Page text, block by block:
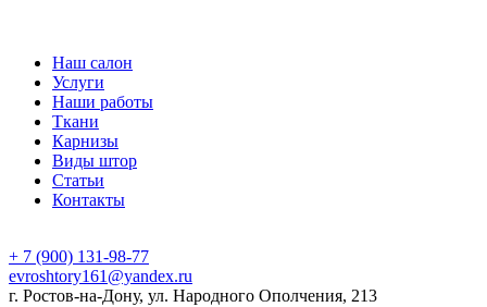
Наш салон
Услуги
Наши работы
Ткани
Карнизы
Виды штор
Статьи
Контакты
+ 7 (900) 131-98-77
evroshtory161@yandex.ru
г. Ростов-на-Дону, ул. Народного Ополчения, 213